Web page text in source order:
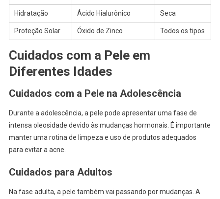
Hidratação Ácido Hialurônico Seca
Proteção Solar Óxido de Zinco Todos os tipos
Cuidados com a Pele em
Diferentes Idades
Cuidados com a Pele na Adolescência
Durante a adolescência, a pele pode apresentar uma fase de
intensa oleosidade devido às mudanças hormonais. É importante
manter uma rotina de limpeza e uso de produtos adequados
para evitar a acne.
Cuidados para Adultos
Na fase adulta, a pele também vai passando por mudanças. A